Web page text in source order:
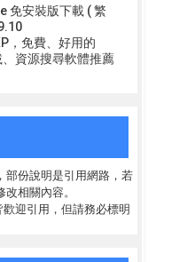
免安裝版下載 ( 繁
，免費、好用的
、資源搜尋軟體推薦
部份說明是引用網路，若
相關內容。
迎引用，但請務必標明